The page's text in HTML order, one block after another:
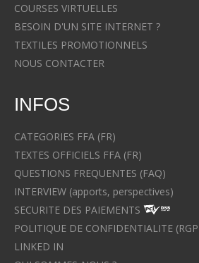
COURSES VIRTUELLES
BESOIN D'UN SITE INTERNET ?
TEXTILES PROMOTIONNELS
NOUS CONTACTER
INFOS
CATEGORIES FFA (FR)
TEXTES OFFICIELS FFA (FR)
QUESTIONS FREQUENTES (FAQ)
INTERVIEW (apports, perspectives)
SECURITE DES PAIEMENTS
POLITIQUE DE CONFIDENTIALITE
LINKED IN